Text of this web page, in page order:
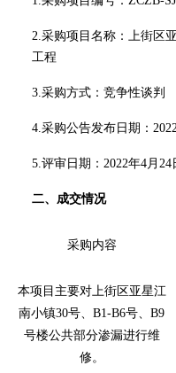
2.采购项目名称：上街区
工程
3.采购方式：竞争性谈判
4.采购公告发布日期：
5.评审日期：2022年4月24
二、成交情况
采购内容
本项目主要对上街区亚星江
南小镇30号、B1-B6号、B9
号楼公共部分渗漏进行维
修。